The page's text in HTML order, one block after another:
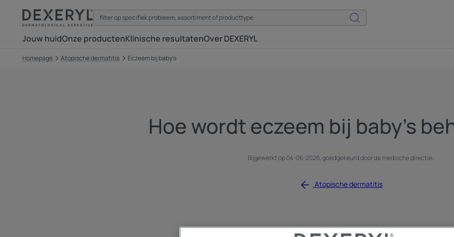
Jouw huidOnze productenKlinische resultatenOver DEXERYL
Homepage Atopische dermatitis Eczeem bij baby's
Hoe wordt eczeem bij baby's
Bijgewerkt op04-06-2026, goedgekeurd doorde medische directie.
Atopische dermatitis